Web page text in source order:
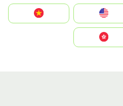
United States
Vietnam